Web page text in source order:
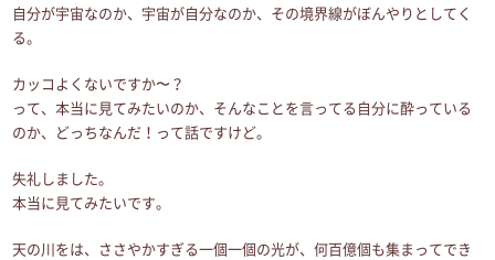
自分が宇宙なのか、宇宙が自分なのか、その境界線がぼんやりとしてく
る。
カッコよくないですか〜？
って、本当に見てみたいのか、そんなことを言ってる自分に酔っている
のか、どっちなんだ！って話ですけど。
失礼しました。
本当に見てみたいです。
天の川をは、ささやかすぎる一個一個の光が、何百億個も集まってでき